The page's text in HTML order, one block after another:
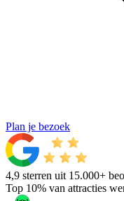
Plan je bezoek
4,9 sterren uit 15.000+
Top 10% van attracties